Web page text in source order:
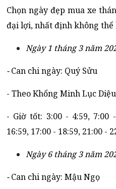
Chọn ngày đẹp mua xe
đại lợi, nhất định không thể
Ngày 1 tháng 3 năm
-Can chi ngày: Quý Sửu
- Theo Khổng Minh Lục
- Giờ tốt: 3:00 - 4:59, 7:00
16:59, 17:00 - 18:59, 21:00 -
Ngày 6 tháng 3 năm
-Can chi ngày: Mậu Ngọ